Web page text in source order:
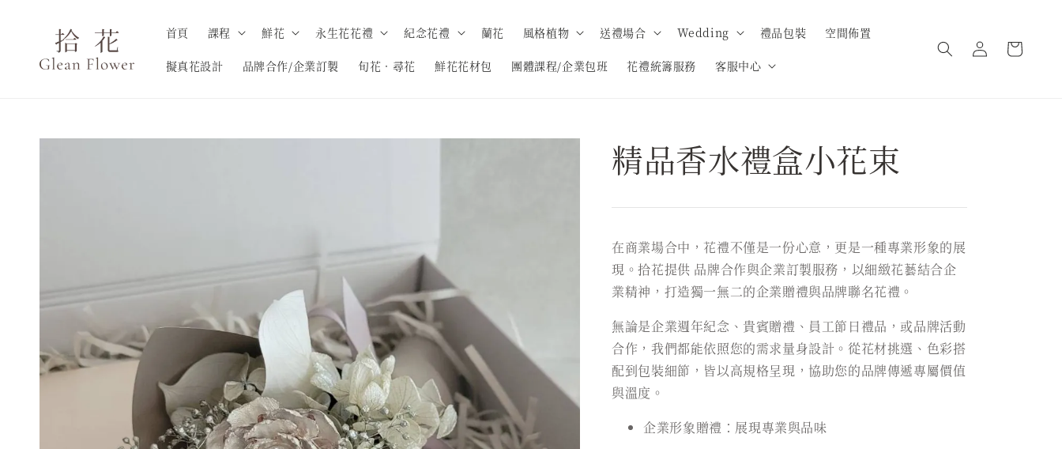
首頁 課程 鮮花 永生花花禮 紀念花禮 蘭花 風格植物 送禮場合 Wedding 禮品包裝 空間佈置
擬真花設計 品牌合作/企業訂製 旬花．尋花 鮮花花材包 團體課程/企業包班 花禮統籌服務 客服中心
精品香水禮盒小花束
在商業場合中，花禮不僅是一份心意，更是一種專業形象的展
現。拾花提供 品牌合作與企業訂製服務，以細緻花藝結合企
業精神，打造獨一無二的企業贈禮與品牌聯名花禮。
無論是企業週年紀念、貴賓贈禮、員工節日禮品，或品牌活動
合作，我們都能依照您的需求量身設計。從花材挑選、色彩搭
配到包裝細節，皆以高規格呈現，協助您的品牌傳遞專屬價值
與溫度。
企業形象贈禮：展現專業與品味